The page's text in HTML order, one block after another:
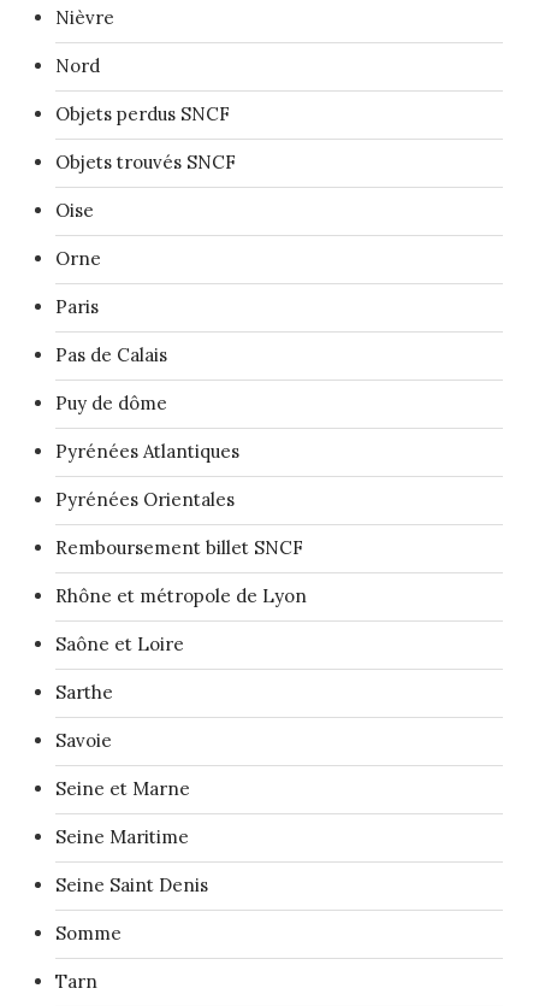
Nièvre
Nord
Objets perdus SNCF
Objets trouvés SNCF
Oise
Orne
Paris
Pas de Calais
Puy de dôme
Pyrénées Atlantiques
Pyrénées Orientales
Remboursement billet SNCF
Rhône et métropole de Lyon
Saône et Loire
Sarthe
Savoie
Seine et Marne
Seine Maritime
Seine Saint Denis
Somme
Tarn